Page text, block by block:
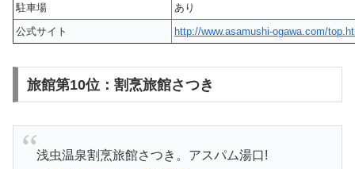
駐車場
あり
公式サイト
http://www.asamushi-ogawa.com/
旅館第10位：割烹旅館さつき
浅虫温泉割烹旅館さつき。アスパム湯口!